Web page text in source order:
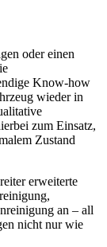
oder einen
Know-how
wieder in
zum Einsatz,
Zustand
erweiterte
an – all
nicht nur wie